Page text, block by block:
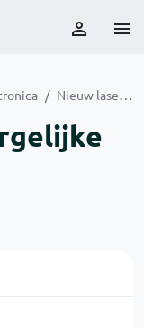
Nieuw laser en dergelijke topic deel 6